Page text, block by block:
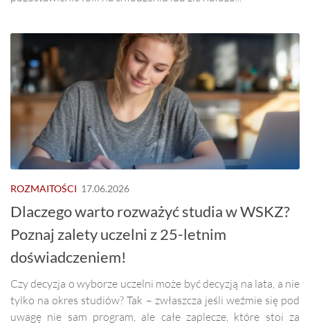
ROZMAITOŚCI 17.06.2026
Dlaczego warto rozważyć studia w WSKZ?
Poznaj zalety uczelni z 25-letnim
doświadczeniem!
Czy decyzja o wyborze uczelni może być decyzją na lata, a nie
tylko na okres studiów? Tak – zwłaszcza jeśli weźmie się pod
uwagę nie sam program, ale całe zaplecze, które stoi za